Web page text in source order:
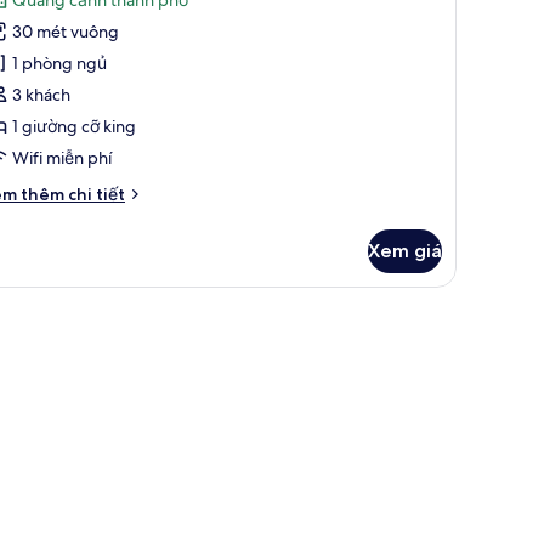
xét)
30 mét vuông
1 phòng ngủ
3 khách
1 giường cỡ king
Wifi miễn phí
thêm chi tiết
Xem giá